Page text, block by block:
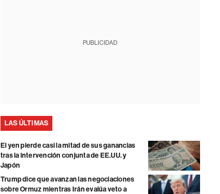
PUBLICIDAD
LAS ÚLTIMAS
El yen pierde casi la mitad de sus ganancias
tras la intervención conjunta de EE.UU. y
Japón
Trump dice que avanzan las negociaciones
sobre Ormuz mientras Irán evalúa veto a